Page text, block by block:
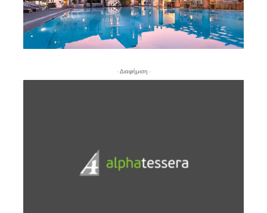
- Διαφήμιση -